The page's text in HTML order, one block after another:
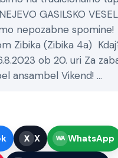
GASILSKO
nepozabne
Zibika (Zibika 4a)
ob 20. uri Za
ansambel Vikend! …
X WhatsApp